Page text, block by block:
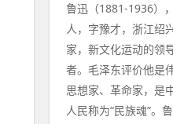
鲁迅（1881-1936）
人，字豫才，浙江绍
家，新文化运动的领
者。毛泽东评价他是
思想家、革命家，是
人民称为“民族魂”。